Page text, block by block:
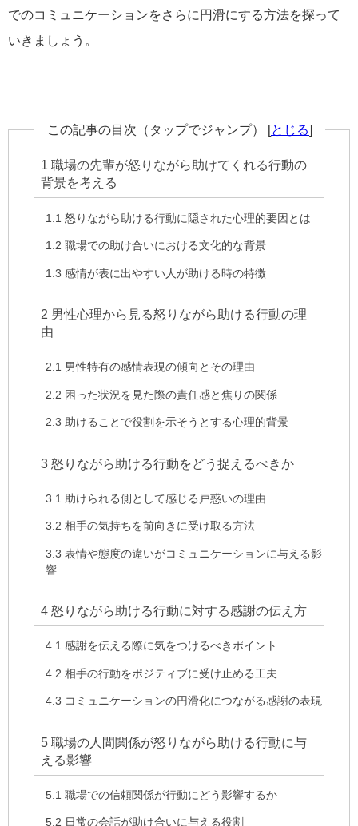
でのコミュニケーションをさらに円滑にする方法を探って
いきましょう。
この記事の目次（タップでジャンプ） [とじる]
1 職場の先輩が怒りながら助けてくれる行動の
背景を考える
1.1 怒りながら助ける行動に隠された心理的要因とは
1.2 職場での助け合いにおける文化的な背景
1.3 感情が表に出やすい人が助ける時の特徴
2 男性心理から見る怒りながら助ける行動の理
由
2.1 男性特有の感情表現の傾向とその理由
2.2 困った状況を見た際の責任感と焦りの関係
2.3 助けることで役割を示そうとする心理的背景
3 怒りながら助ける行動をどう捉えるべきか
3.1 助けられる側として感じる戸惑いの理由
3.2 相手の気持ちを前向きに受け取る方法
3.3 表情や態度の違いがコミュニケーションに与える影
響
4 怒りながら助ける行動に対する感謝の伝え方
4.1 感謝を伝える際に気をつけるべきポイント
4.2 相手の行動をポジティブに受け止める工夫
4.3 コミュニケーションの円滑化につながる感謝の表現
5 職場の人間関係が怒りながら助ける行動に与
える影響
5.1 職場での信頼関係が行動にどう影響するか
5.2 日常の会話が助け合いに与える役割